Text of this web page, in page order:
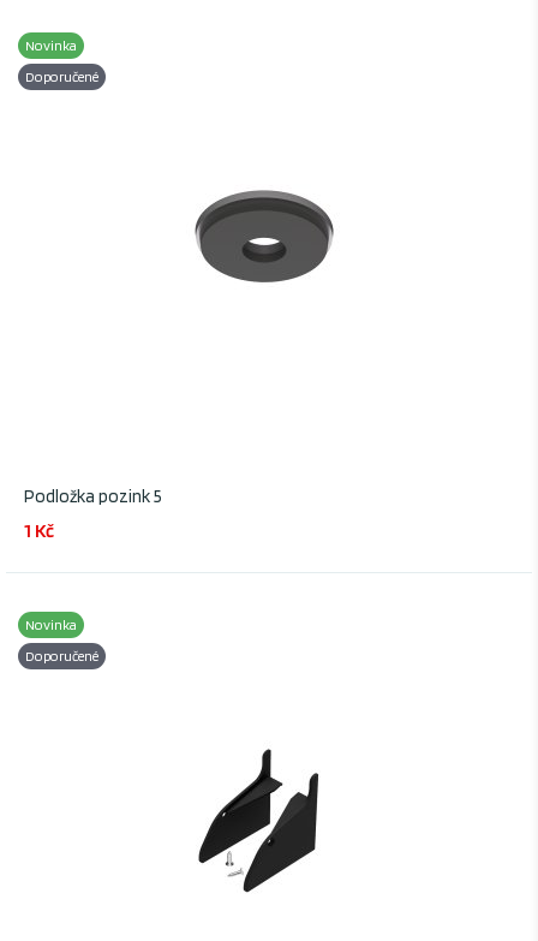
Novinka
Doporučené
Podložka pozink 5
1 Kč
Novinka
Doporučené